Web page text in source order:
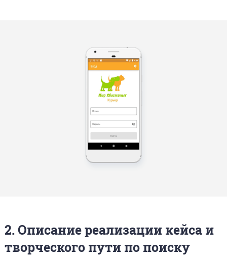
2. Описание реализации кейса и
творческого пути по поиску